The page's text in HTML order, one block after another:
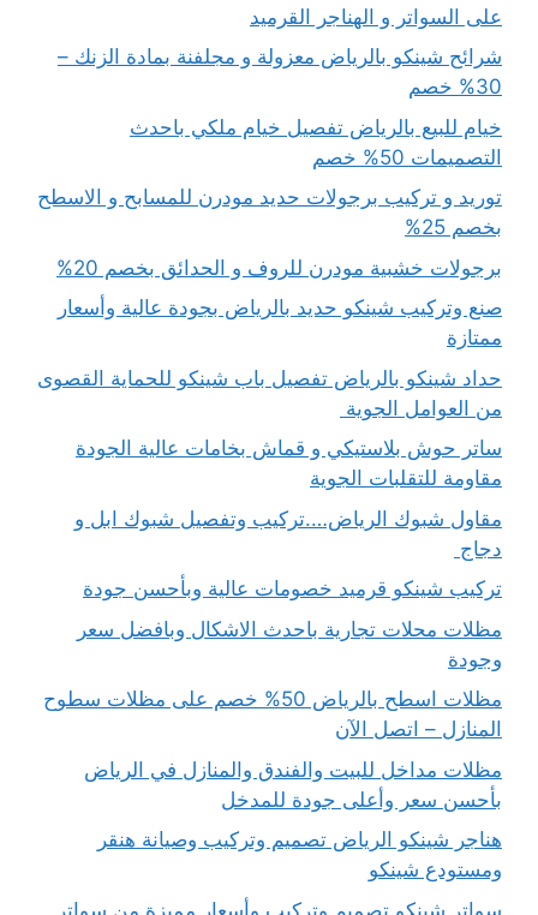
على السواتر و الهناجر القرميد
شرائح شينكو بالرياض معزولة و مجلفنة بمادة الزنك –
30% خصم
خيام للبيع بالرياض تفصيل خيام ملكي باحدث
التصميمات 50% خصم
توريد و تركيب برجولات حديد مودرن للمسابح و الاسطح
بخصم 25%
برجولات خشبية مودرن للروف و الحدائق بخصم 20%
صنع وتركيب شينكو حديد بالرياض بجودة عالية وأسعار
ممتازة
حداد شينكو بالرياض تفصيل باب شينكو للحماية القصوى
من العوامل الجوية
ساتر حوش بلاستيكي و قماش بخامات عالية الجودة
مقاومة للتقلبات الجوية
مقاول شبوك الرياض….تركيب وتفصيل شبوك ابل و
دجاج
تركيب شينكو قرميد خصومات عالية وبأحسن جودة
مظلات محلات تجارية باحدث الاشكال وبافضل سعر
وجودة
مظلات اسطح بالرياض 50% خصم على مظلات سطوح
المنازل – اتصل الآن
مظلات مداخل للبيت والفندق والمنازل في الرياض
بأحسن سعر وأعلى جودة للمدخل
هناجر شينكو الرياض تصميم وتركيب وصيانة هنقر
ومستودع شينكو
سواتر شينكو تصميم وتركيب وأسعار مميزة من سواتر